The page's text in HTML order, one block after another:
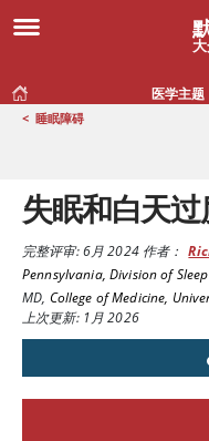
医学主题
< 睡眠障碍
失眠和白天过
完整评审:6月 2024作者：
Pennsylvania, Division of
MD, College of Medicine,
上次更新: 1月 2026